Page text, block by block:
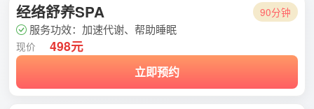
经络舒养SPA 90分钟
服务功效：加速代谢、帮助睡眠
现价 498元
立即预约